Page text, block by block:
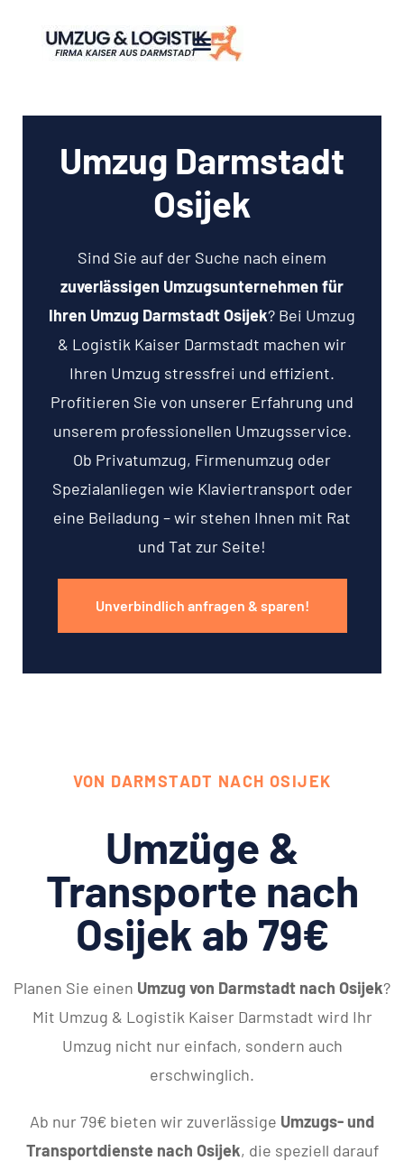
Umzug Darmstadt
Osijek
Sind Sie auf der Suche nach einem
zuverlässigen Umzugsunternehmen für
Ihren Umzug Darmstadt Osijek? Bei Umzug
& Logistik Kaiser Darmstadt machen wir
Ihren Umzug stressfrei und effizient.
Profitieren Sie von unserer Erfahrung und
unserem professionellen Umzugsservice.
Ob Privatumzug, Firmenumzug oder
Spezialanliegen wie Klaviertransport oder
eine Beiladung – wir stehen Ihnen mit Rat
und Tat zur Seite!
Unverbindlich anfragen & sparen!
VON DARMSTADT NACH OSIJEK
Umzüge &
Transporte nach
Osijek ab 79€
Planen Sie einen Umzug von Darmstadt nach Osijek?
Mit Umzug & Logistik Kaiser Darmstadt wird Ihr
Umzug nicht nur einfach, sondern auch
erschwinglich.
Ab nur 79€ bieten wir zuverlässige Umzugs- und
Transportdienste nach Osijek, die speziell darauf